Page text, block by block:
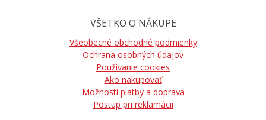
VŠETKO O NÁKUPE
Všeobecné obchodné podmienky
Ochrana osobných údajov
Používanie cookies
Ako nakupovať
Možnosti platby a doprava
Postup pri reklamácii